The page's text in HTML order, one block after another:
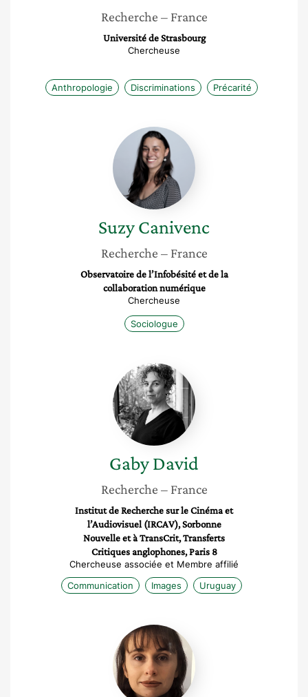
Recherche – France
Université de Strasbourg
Chercheuse
Anthropologie Discriminations Précarité
Suzy
Canivenc
SuzyCanivenc
Recherche – France
Observatoire de l’Infobésité et de la
collaboration numérique
Chercheuse
Sociologue
Gaby
David
GabyDavid
Recherche – France
Institut de Recherche sur le Cinéma et
l’Audiovisuel (IRCAV), Sorbonne
Nouvelle et à TransCrit, Transferts
Critiques anglophones, Paris 8
Chercheuse associée et Membre affilié
Communication
Images Uruguay
Naelle
Riccone